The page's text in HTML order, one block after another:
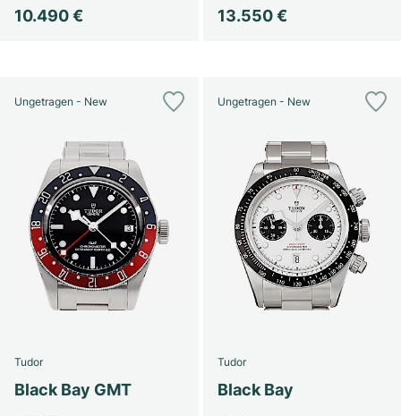
10.490 € 13.550 €
Ungetragen - New
Tudor
Black Bay GMT
Ungetragen - New
Tudor
Black Bay